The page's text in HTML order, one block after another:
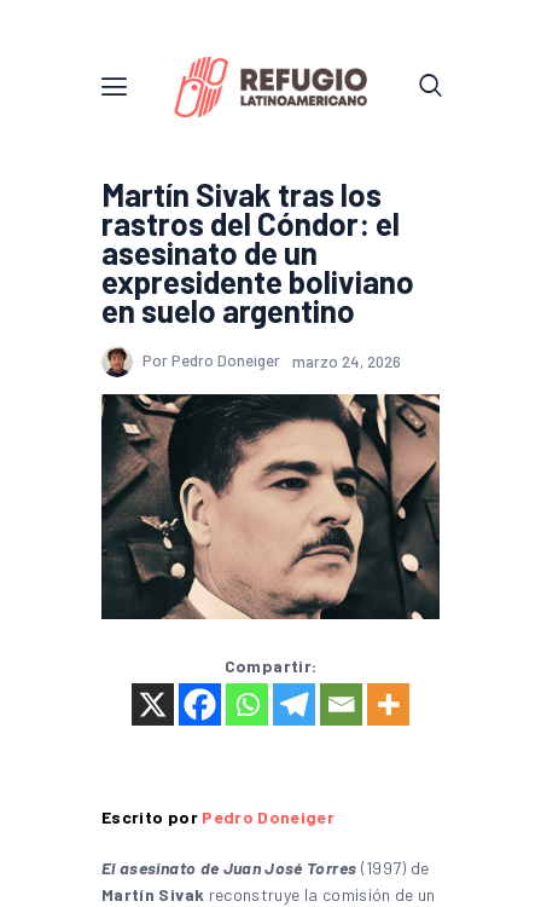
Martín Sivak tras los
rastros del Cóndor: el
asesinato de un
expresidente boliviano
en suelo argentino
Por Pedro Doneiger marzo 24, 2026
Compartir:
Escrito por Pedro Doneiger
El asesinato de Juan José Torres (1997) de
Martín Sivak reconstruye la comisión de un